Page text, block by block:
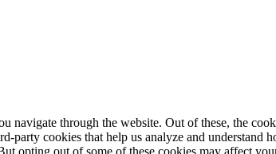
through the website. Out of these, the
party cookies that help us analyze and
opting out of some of these cookies may affect